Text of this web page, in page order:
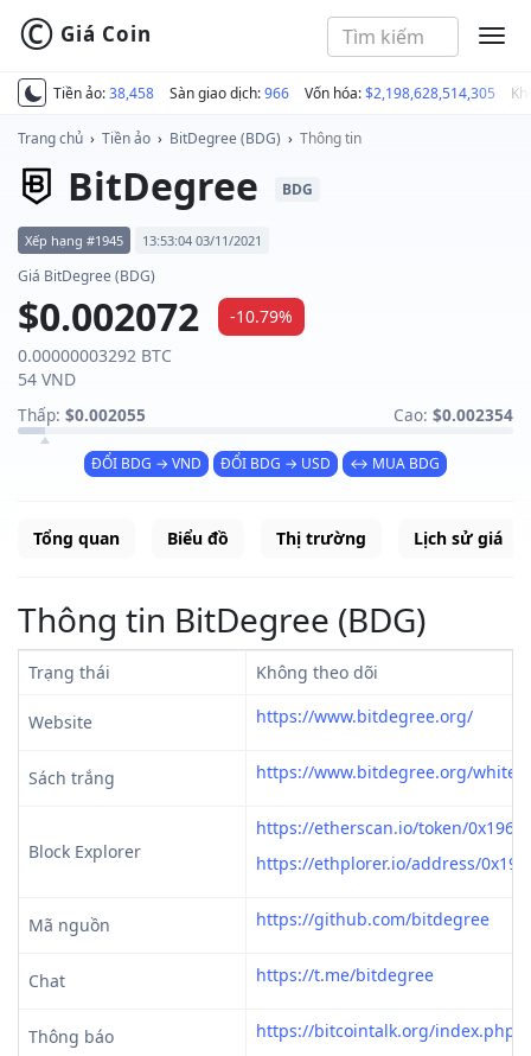
Tiền ảo:38,458 Sàn giao dịch:966 Vốn hóa:$2,198,628,514,305
© Giá Coin
Trang chủ › Tiền ảo › BitDegree (BDG) › Thông tin
BitDegree BDG
Xếp hạng #1945 13:53:04 03/11/2021
Giá BitDegree (BDG)
$0.002072
-10.79%
0.00000003292 BTC
54 VND
Thấp: $0.002055 Cao: $0.002354
ĐỔI BDG → VND ĐỔI BDG → USD ↔ MUA BDG
Tổng quan Biểu đồ Thị trường Lịch sử giá
Thông tin BitDegree (BDG)
Trạng thái Không theo dõi
Website https://www.bitdegree.org/
Sách trắng https://www.bitdegree.org/white-
Block Explorer
https://etherscan.io/token/
https://ethplorer.io/address/
Mã nguồn https://github.com/bitdegree
Chat https://t.me/bitdegree
Thông báo https://bitcointalk.org/